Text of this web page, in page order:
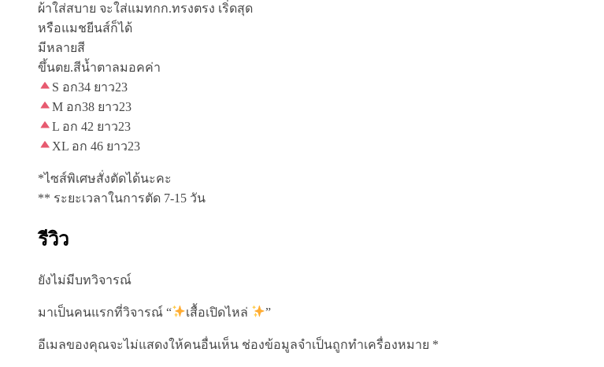
ผ้าใส่สบาย จะใส่แมทกก.ทรงตรง เริ่ดสุด
หรือแมชยีนส์ก็ได้
มีหลายสี
ขึ้นตย.สีน้ำตาลมอคค่า
S อก34 ยาว23
M อก38 ยาว23
L อก 42 ยาว23
XL อก 46 ยาว23
*ไซส์พิเศษสั่งตัดได้นะคะ
** ระยะเวลาในการตัด 7-15 วัน
รีวิว
ยังไม่มีบทวิจารณ์
มาเป็นคนแรกที่วิจารณ์ “ เสื้อเปิดไหล่ ”
อีเมลของคุณจะไม่แสดงให้คนอื่นเห็น ช่องข้อมูลจำเป็นถูกทำเครื่องหมาย *